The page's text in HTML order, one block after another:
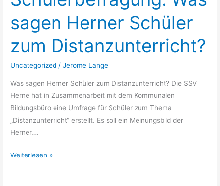
sagen Herner Schüler
zum Distanzunterricht?
Uncategorized /Jerome Lange
Was sagen Herner Schüler zum Distanzunterricht? Die SSV
Herne hat in Zusammenarbeit mit dem Kommunalen
Bildungsbüro eine Umfrage für Schüler zum Thema
„Distanzunterricht“ erstellt. Es soll ein Meinungsbild der
Herner….
Weiterlesen »